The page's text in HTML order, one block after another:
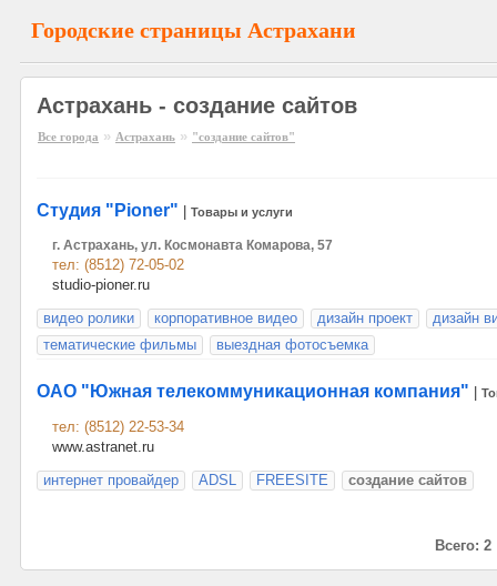
Городские страницы Астрахани
Астрахань - создание сайтов
Все города » Астрахань » "создание сайтов"
Студия "Pioner" Товары и услуги
г. Астрахань, ул. Космонавта Комарова, 57
тел: (8512) 72-05-02
studio-pioner.ru
видео ролики
корпоративное видео дизайн проект
дизайн
тематические фильмы
выездная фотосъемка
ОАО "Южная телекоммуникационная компания"
тел: (8512) 22-53-34
www.astranet.ru
интернет провайдер
ADSL FREESITE создание сайтов
Всего: 2